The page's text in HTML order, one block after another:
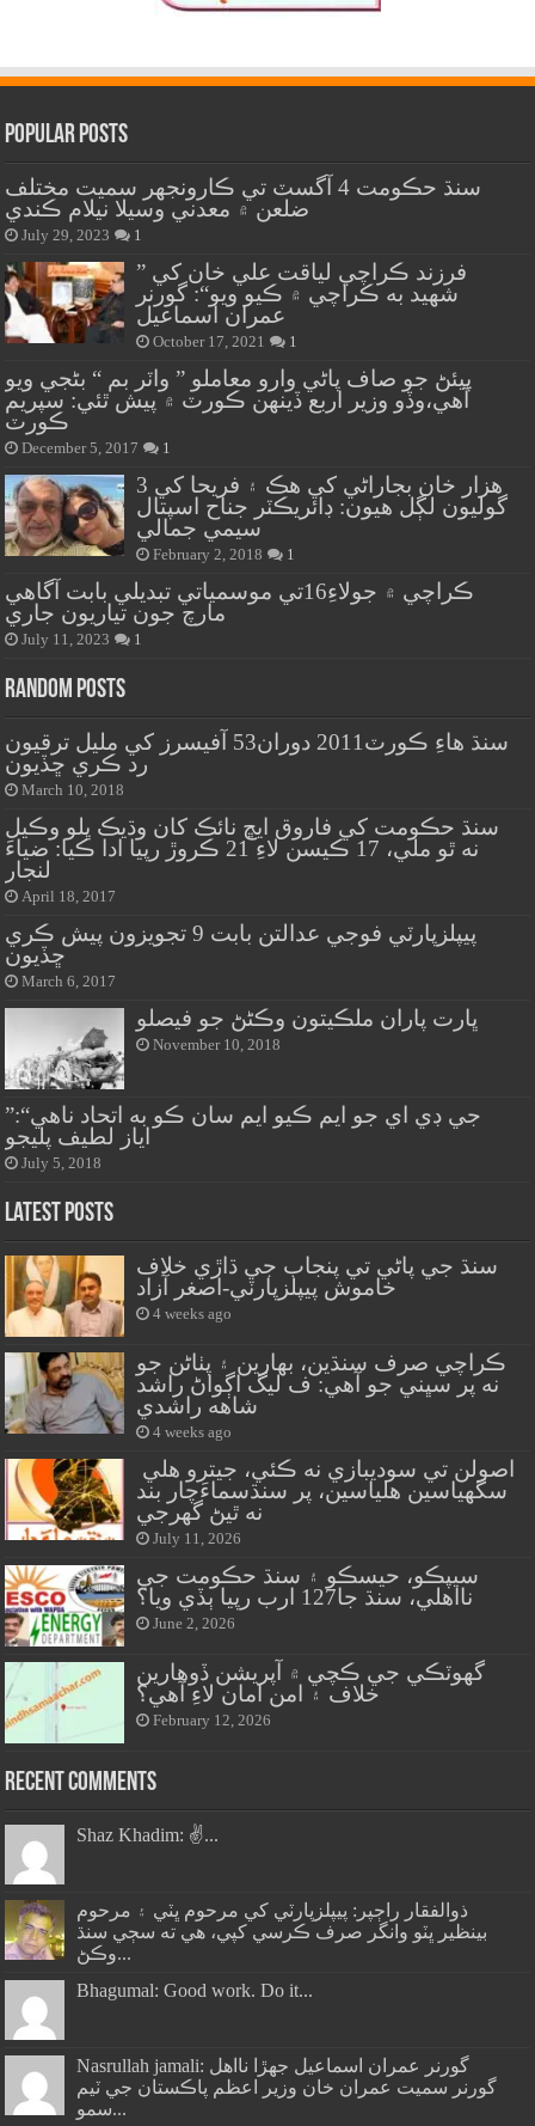
Popular Posts
سنڌ حڪومت 4 آگسٽ تي ڪارونجهر سميت مختلف
ضلعن ۾ معدني وسيلا نيلام ڪندي
July 29, 2023 1
” فرزند ڪراچي لياقت علي خان کي
شهيد به ڪراچي ۾ ڪيو ويو“: گورنر
عمران اسماعيل
October 17, 2021 1
پيئڻ جو صاف پاڻي وارو معاملو ” واٽر بم “ بڻجي ويو
آهي،وڏو وزير اربع ڏينهن ڪورٽ ۾ پيش ٿئي: سپريم
ڪورٽ
December 5, 2017 1
هزار خان بجاراڻي کي هڪ ۽ فريحا کي 3
گوليون لڳل هيون: ڊائريڪٽر جناح اسپتال
سيمي جمالي
February 2, 2018 1
ڪراچي ۾ جولاءِ16تي موسمياتي تبديلي بابت آگاهي
مارچ جون تياريون جاري
July 11, 2023 1
Random Posts
سنڌ هاءِ ڪورٽ2011 دوران53 آفيسرز کي مليل ترقيون
رد ڪري ڇڏيون
March 10, 2018
سنڌ حڪومت کي فاروق ايڇ نائڪ کان وڌيڪ ڀلو وڪيل
نه ٿو ملي، 17 ڪيسن لاءِ 21 ڪروڙ رپيا ادا ڪيا: ضياءَ
لنجار
April 18, 2017
پيپلزپارٽي فوجي عدالتن بابت 9 تجويزون پيش ڪري
ڇڏيون
March 6, 2017
ڀارت پاران ملڪيتون وڪڻڻ جو فيصلو
November 10, 2018
”جي ڊي اي جو ايم ڪيو ايم سان ڪو به اتحاد ناھي“:
اياز لطيف پليجو
July 5, 2018
Latest Posts
سنڌ جي پاڻي تي پنجاب جي ڌاڙي خلاف
خاموش پيپلزپارٽي-اصغر آزاد
4 weeks ago
ڪراچي صرف سنڌين، بهارين ۽ پٺاڻن جو
نه پر سڀني جو آهي: ف ليگ اڳواڻ راشد
شاهه راشدي
4 weeks ago
سگهياسين هلياسين، پر سنڌسماءَچار بند
نه ٿيڻ گهرجي
July 11, 2026
سيپڪو، حيسڪو ۽ سنڌ حڪومت جي
نااهلي، سنڌ جا127 ارب رپيا ٻڏي ويا؟
June 2, 2026
گهوٽڪي جي ڪچي ۾ آپريشن ڏوهارين
خلاف ۽ امن امان لاءِ آهي؟
February 12, 2026
Recent Comments
Shaz Khadim: ✌️...
ذوالفقار راڄپر: پيپلزپارٽي کي مرحوم ڀٽي ۽ مرحوم
بينظير ڀٽو وانگر صرف ڪرسي کپي، هي ته سڄي سنڌ
وڪڻ...
Bhagumal: Good work. Do it...
Nasrullah jamali: گورنر عمران اسماعيل جھڙا نااهل
گورنر سميت عمران خان وزير اعظم پاڪستان جي ٽيم
سمو...